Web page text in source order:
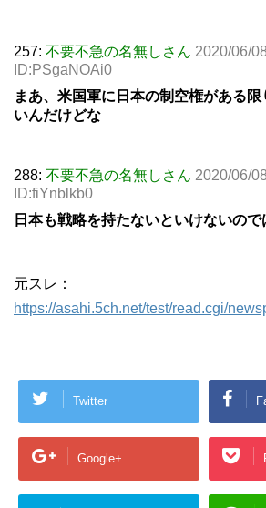
257: 不要不急の名無しさん 2020/06/
ID:PSgaNOAi0
まあ、米国軍に日本の制空権がある
いんだけどな
288: 不要不急の名無しさん 2020/06/
ID:fiYnblkb0
日本も戦略を持たないといけないので
元スレ：
https://asahi.5ch.net/test/read.cgi/
Twitter
Google+